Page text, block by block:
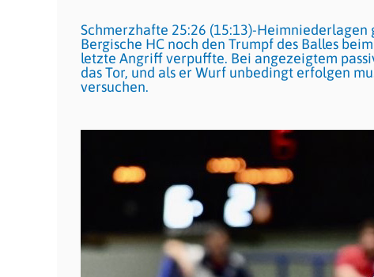
Schmerzhafte 25:26 (15:13)-Heimniederlagen
Bergische HC noch den Trumpf des Balles
letzte Angriff verpuffte. Bei angezeigtem
das Tor, und als er Wurf unbedingt erfolgen
versuchen.